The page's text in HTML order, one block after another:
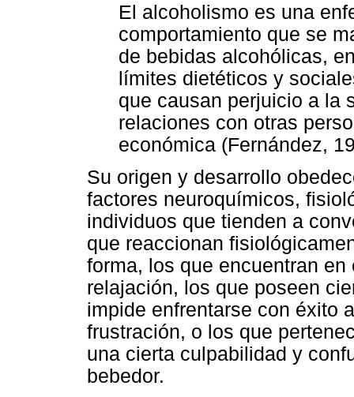
El alcoholismo es una
comportamiento que se
de bebidas alcohólicas,
límites dietéticos y
que causan perjuicio a la
relaciones con otras
económica (Fernández,
Su origen y desarrollo
factores neuroquímicos,
individuos que tienden a
que reaccionan
forma, los que encuentran
relajación, los que poseen
impide enfrentarse con éxito
frustración, o los que
una cierta culpabilidad y
bebedor.